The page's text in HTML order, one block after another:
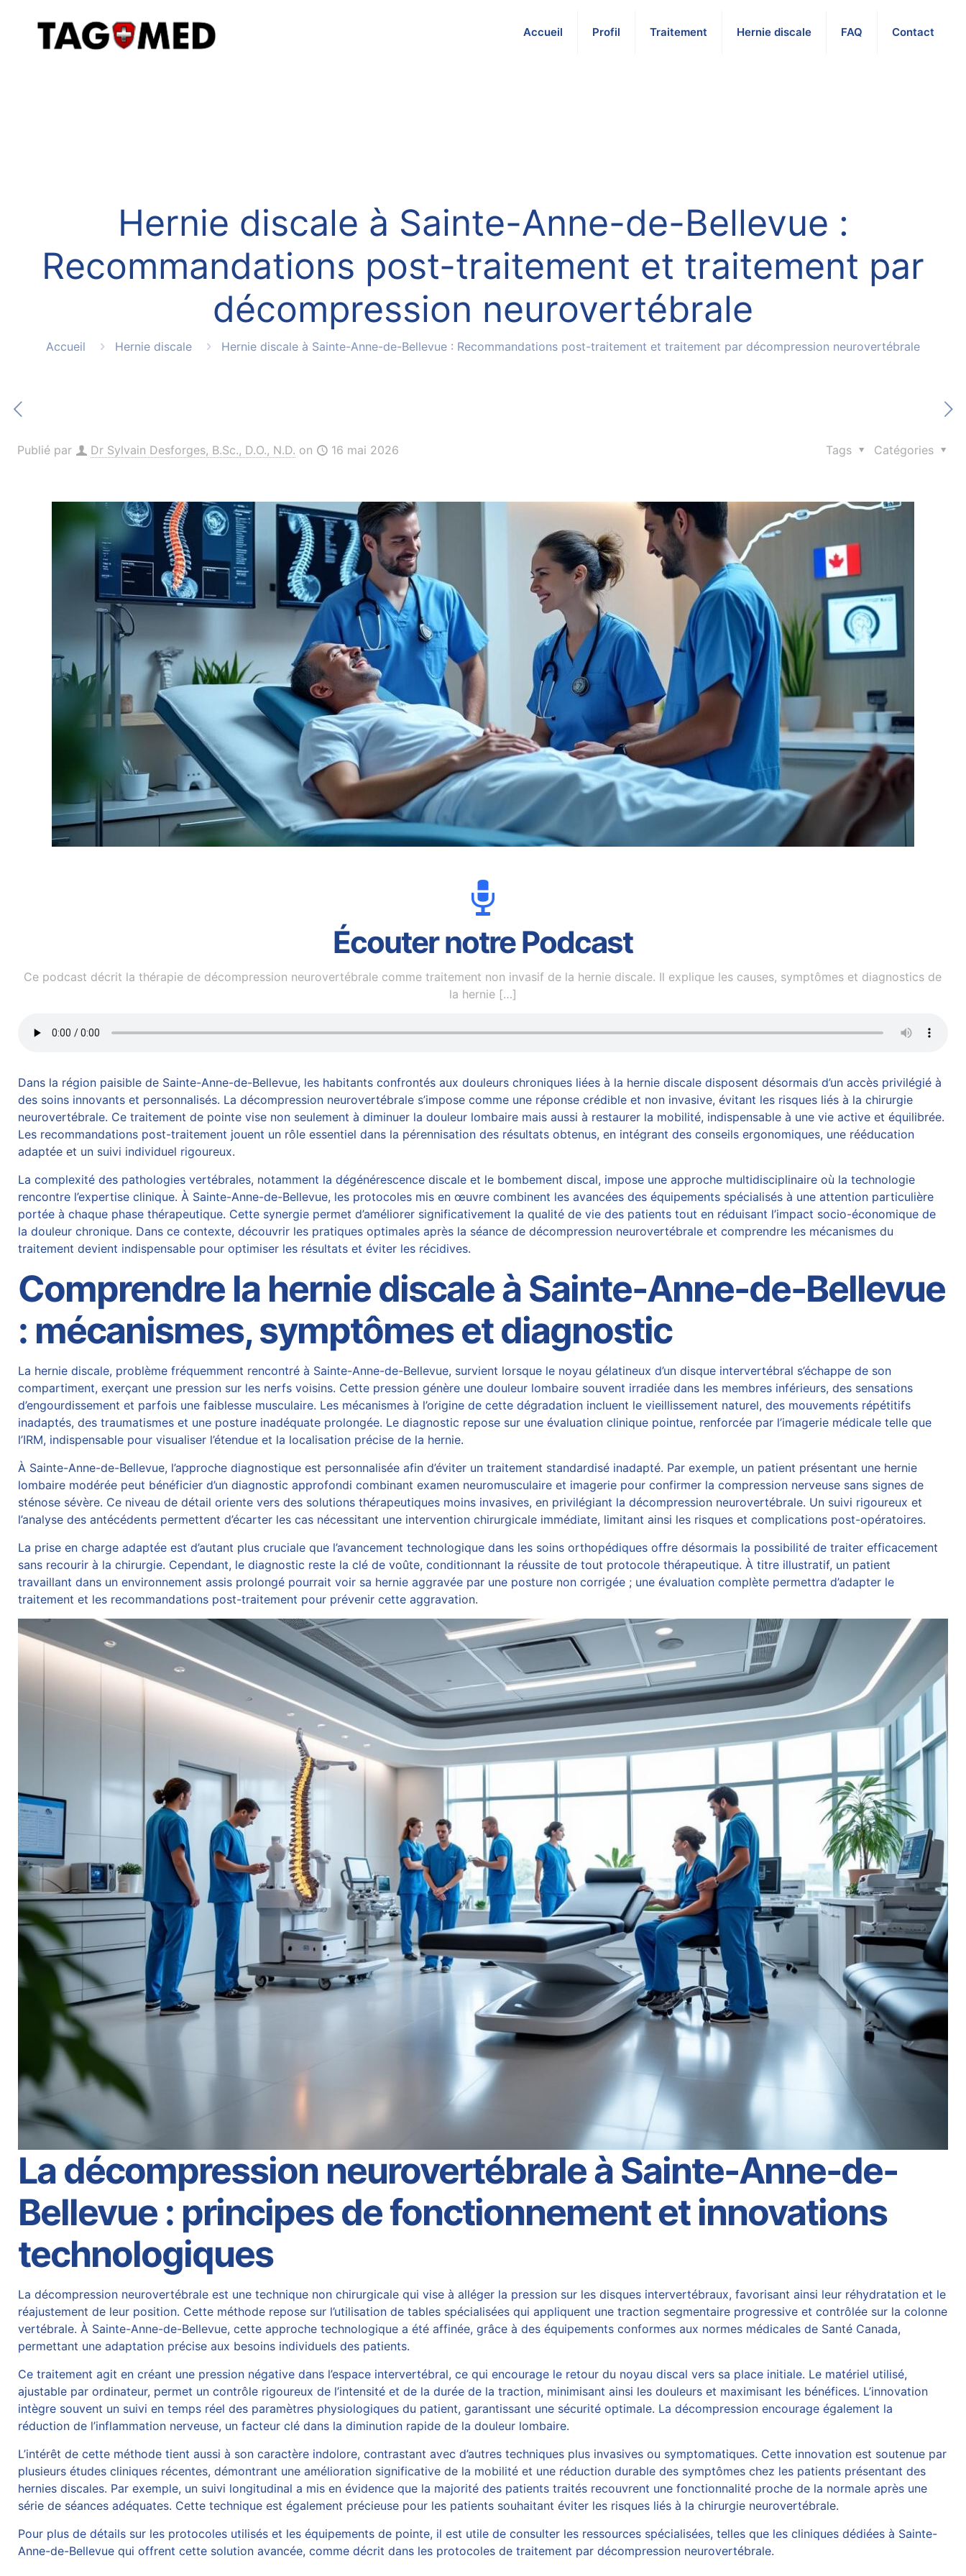
Accueil Profil Traitement Hernie discale FAQ Contact
Hernie discale à Sainte-Anne-de-Bellevue :
Recommandations post-traitement et traitement par
décompression neurovertébrale
Accueil Hernie discale Hernie discale à Sainte-Anne-de-Bellevue : Recommandations post-traitement et traitement par décompression neurovertébrale
Publié par Dr Sylvain Desforges, B.Sc., D.O., N.D. on 16 mai 2026 Catégories
Tags
Écouter notre Podcast
Ce podcast décrit la thérapie de décompression neurovertébrale comme traitement non invasif de la hernie discale. Il explique les causes, symptômes et diagnostics de
la hernie[…]
Dans la région paisible de Sainte-Anne-de-Bellevue, les habitants confrontés aux douleurs chroniques liées à la hernie discale disposent désormais d’un accès privilégié à
des soins innovants et personnalisés. La décompression neurovertébrale s’impose comme une réponse crédible et non invasive, évitant les risques liés à la chirurgie
neurovertébrale. Ce traitement de pointe vise non seulement à diminuer la douleur lombaire mais aussi à restaurer la mobilité, indispensable à une vie active et équilibrée.
Les recommandations post-traitement jouent un rôle essentiel dans la pérennisation des résultats obtenus, en intégrant des conseils ergonomiques, une rééducation
adaptée et un suivi individuel rigoureux.
La complexité des pathologies vertébrales, notamment la dégénérescence discale et le bombement discal, impose une approche multidisciplinaire où la technologie
rencontre l’expertise clinique. À Sainte-Anne-de-Bellevue, les protocoles mis en œuvre combinent les avancées des équipements spécialisés à une attention particulière
portée à chaque phase thérapeutique. Cette synergie permet d’améliorer significativement la qualité de vie des patients tout en réduisant l’impact socio-économique de
la douleur chronique. Dans ce contexte, découvrir les pratiques optimales après la séance dedécompression neurovertébrale et comprendre les mécanismes du
traitement devient indispensable pour optimiser les résultats et éviter les récidives.
Comprendre la hernie discale à Sainte-Anne-de-Bellevue
: mécanismes, symptômes et diagnostic
La hernie discale, problème fréquemment rencontré à Sainte-Anne-de-Bellevue, survient lorsque le noyau gélatineux d’un disque intervertébral s’échappe de son
compartiment, exerçant une pression sur les nerfs voisins. Cette pression génère une douleur lombaire souvent irradiée dans les membres inférieurs, des sensations
d’engourdissement et parfois une faiblesse musculaire. Les mécanismes à l’origine de cette dégradation incluent le vieillissement naturel, des mouvements répétitifs
inadaptés, des traumatismes et une posture inadéquate prolongée. Le diagnostic repose sur une évaluation clinique pointue, renforcée par l’imagerie médicale telle que
l’IRM, indispensable pour visualiser l’étendue et la localisation précise de la hernie.
À Sainte-Anne-de-Bellevue, l’approche diagnostique est personnalisée afin d’éviter un traitement standardisé inadapté. Par exemple, un patient présentant une hernie
lombaire modérée peut bénéficier d’un diagnostic approfondi combinant examen neuromusculaire et imagerie pour confirmer la compression nerveuse sans signes de
sténose sévère. Ce niveau de détail oriente vers des solutions thérapeutiques moins invasives, en privilégiant ladécompression neurovertébrale. Un suivi rigoureux et
l’analyse des antécédents permettent d’écarter les cas nécessitant une intervention chirurgicale immédiate, limitant ainsi les risques et complications post-opératoires.
La prise en charge adaptée est d’autant plus cruciale que l’avancement technologique dans les soins orthopédiques offre désormais la possibilité de traiter efficacement
sans recourir à lachirurgie. Cependant, le diagnostic reste la clé de voûte, conditionnant la réussite de tout protocole thérapeutique. À titre illustratif, un patient
travaillant dans un environnement assis prolongé pourrait voir sa hernie aggravée par une posture non corrigée ; une évaluation complète permettra d’adapter le
traitement et les recommandations post-traitement pour prévenir cette aggravation.
La décompression neurovertébrale à Sainte-Anne-de-
Bellevue : principes de fonctionnement et innovations
technologiques
Ladécompression neurovertébrale est une technique non chirurgicale qui vise à alléger la pression sur les disques intervertébraux, favorisant ainsi leur réhydratation et le
réajustement de leur position. Cette méthode repose sur l’utilisation de tables spécialisées qui appliquent une traction segmentaire progressive et contrôlée sur la colonne
vertébrale. À Sainte-Anne-de-Bellevue, cette approche technologique a été affinée, grâce à des équipements conformes aux normes médicales de Santé Canada,
permettant une adaptation précise aux besoins individuels des patients.
Ce traitement agit en créant une pression négative dans l’espace intervertébral, ce qui encourage le retour du noyau discal vers sa place initiale. Le matériel utilisé,
ajustable par ordinateur, permet un contrôle rigoureux de l’intensité et de la durée de la traction, minimisant ainsi les douleurs et maximisant les bénéfices. L’innovation
intègre souvent un suivi en temps réel des paramètres physiologiques du patient, garantissant une sécurité optimale. La décompression encourage également la
réduction de l’inflammation nerveuse, un facteur clé dans la diminution rapide de la douleur lombaire.
L’intérêt de cette méthode tient aussi à son caractère indolore, contrastant avec d’autres techniques plus invasives ou symptomatiques. Cette innovation est soutenue par
plusieurs études cliniques récentes, démontrant une amélioration significative de la mobilité et une réduction durable des symptômes chez les patients présentant des
hernies discales. Par exemple, un suivi longitudinal a mis en évidence que la majorité des patients traités recouvrent une fonctionnalité proche de la normale après une
série de séances adéquates. Cette technique est également précieuse pour les patients souhaitant éviter les risques liés à la chirurgie neurovertébrale.
Pour plus de détails sur les protocoles utilisés et les équipements de pointe, il est utile de consulter les ressources spécialisées, telles que les cliniques dédiées à Sainte-
Anne-de-Bellevue qui offrent cette solution avancée, comme décrit dans les protocoles de traitement par décompression neurovertébrale.